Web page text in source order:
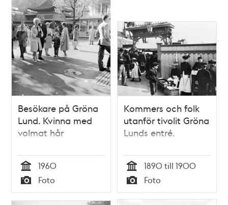
Besökare på Gröna
Lund. Kvinna med
volmat hår
Tid
1960
Typ
Foto
Kommers och folk
utanför tivolit Gröna
Lunds entré.
Tid
1890 till 1900
Typ
Foto